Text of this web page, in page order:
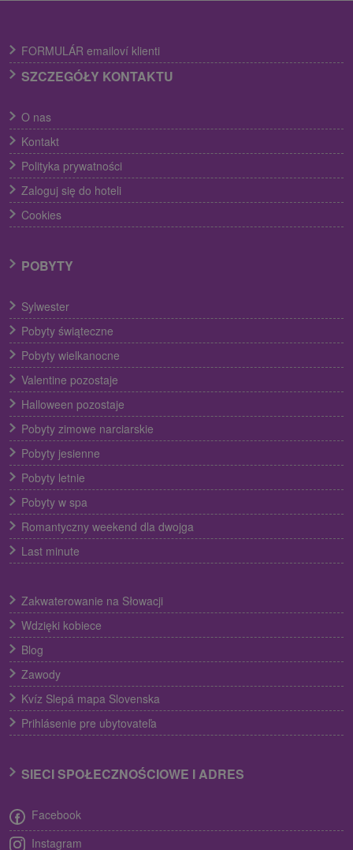
FORMULÁR emailoví klienti
SZCZEGÓŁY KONTAKTU
O nas
Kontakt
Polityka prywatności
Zaloguj się do hoteli
Cookies
POBYTY
Sylwester
Pobyty świąteczne
Pobyty wielkanocne
Valentine pozostaje
Halloween pozostaje
Pobyty zimowe narciarskie
Pobyty jesienne
Pobyty letnie
Pobyty w spa
Romantyczny weekend dla dwojga
Last minute
Zakwaterowanie na Słowacji
Wdzięki kobiece
Blog
Zawody
Kvíz Slepá mapa Slovenska
Prihlásenie pre ubytovateľa
SIECI SPOŁECZNOŚCIOWE I ADRES
Facebook
Instagram